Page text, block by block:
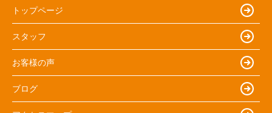
トップページ
スタッフ
お客様の声
ブログ